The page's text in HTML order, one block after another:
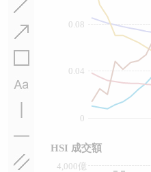
0
0.04
0.08
4,000億
HSI 成交額